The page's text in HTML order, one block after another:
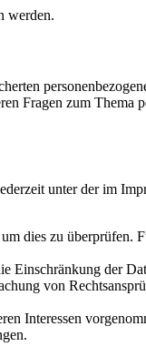
werden.
Fragen zum Thema
unter der im
dies zu überprüfen.
Einschränkung der
von
Interessen